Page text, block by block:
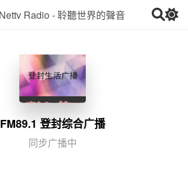
FM89.1 登封综合广播
同步广播中